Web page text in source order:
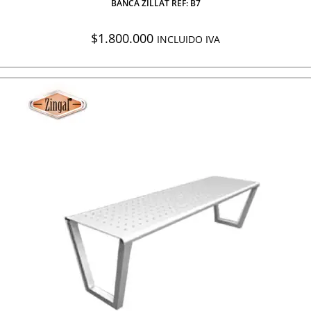
BANCA ZILLAT REF: B7
$1.800.000 INCLUIDO IVA